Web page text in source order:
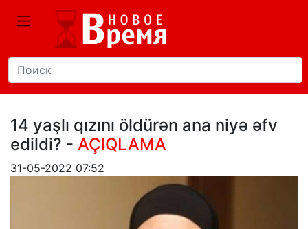
14 yaşlı qızını öldürən ana niyə əfv
edildi? - AÇIQLAMA
31-05-2022 07:52